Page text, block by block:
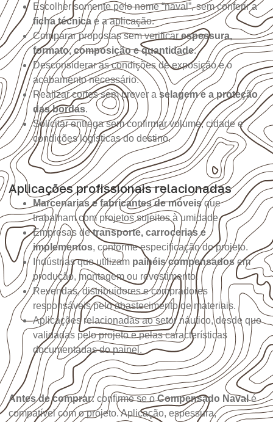
Escolher somente pelo nome “naval”, sem conferir a
ficha técnica e a aplicação.
Comparar propostas sem verificar espessura,
formato, composição e quantidade.
Desconsiderar as condições de exposição e o
acabamento necessário.
Realizar cortes sem prever a selagem e a proteção
das bordas.
Solicitar entrega sem confirmar volume, cidade e
condições logísticas do destino.
Aplicações profissionais relacionadas
Marcenarias e fabricantes de móveisque
trabalham com projetos sujeitos à umidade.
Empresas detransporte, carrocerias e
implementos, conforme especificação do projeto.
Indústrias que utilizam painéis compensadosem
produção, montagem ou revestimento.
Revendas, distribuidores e compradores
responsáveis pelo abastecimento de materiais.
Aplicações relacionadas ao setor náutico, desde que
validadas pelo projeto e pelas características
documentadas do painel.
Antes de comprar:confirme se oCompensado Navalé
compatível com o projeto. Aplicação, espessura,